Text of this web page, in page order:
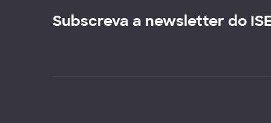
Subscreva a newsletter do